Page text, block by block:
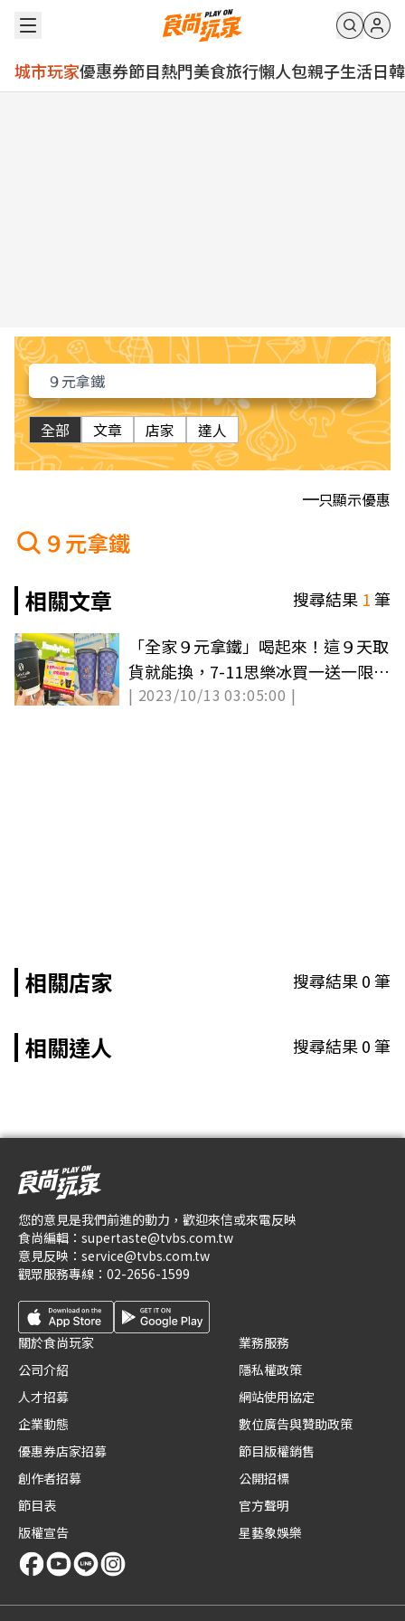
城市玩家優惠券節目熱門美食旅行懶人包親子生活日韓
全部 文章 店家 達人
只顯示優惠
９元拿鐵
相關文章
搜尋結果 1筆
「全家９元拿鐵」喝起來！這９天取
貨就能換，7-11思樂冰買一送一限定
喝
| 2023/10/13 03:05:00 |
相關店家 搜尋結果0筆
相關達人 搜尋結果0筆
您的意見是我們前進的動力，歡迎來信或來電反映
食尚編輯： supertaste@tvbs.com.tw
意見反映： service@tvbs.com.tw
觀眾服務專線： 02-2656-1599
關於食尚玩家
公司介紹
人才招募
企業動態
優惠券店家招募
創作者招募
節目表
版權宣告
業務服務
隱私權政策
網站使用協定
數位廣告與贊助政策
節目版權銷售
公開招標
官方聲明
星藝象娛樂